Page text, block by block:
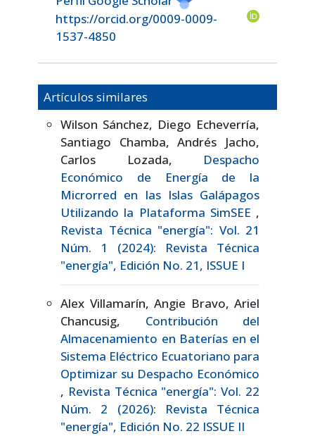
https://orcid.org/0009-0009-
1537-4850
Artículos similares
Wilson Sánchez, Diego Echeverría,
Santiago Chamba, Andrés Jacho,
Carlos Lozada, Despacho
Económico de Energía de la
Microrred en las Islas Galápagos
Utilizando la Plataforma SimSEE ,
Revista Técnica "energía": Vol. 21
Núm. 1 (2024): Revista Técnica
"energía", Edición No. 21, ISSUE I
Alex Villamarín, Angie Bravo, Ariel
Chancusig, Contribución del
Almacenamiento en Baterías en el
Sistema Eléctrico Ecuatoriano para
Optimizar su Despacho Económico
, Revista Técnica "energía": Vol. 22
Núm. 2 (2026): Revista Técnica
"energía", Edición No. 22 ISSUE II